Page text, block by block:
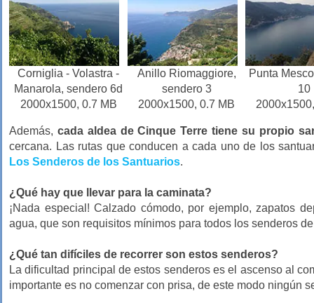
Corniglia - Volastra -
Manarola, sendero 6d
2000x1500, 0.7 MB
Anillo Riomaggiore,
sendero 3
2000x1500, 0.7 MB
Punta
10
Además, cada aldea de Cinque Terre tiene su propio
cercana. Las rutas que conducen a cada uno de los
Los Senderos de los Santuarios.
¿Qué hay que llevar para la caminata?
¡Nada especial! Calzado cómodo, por ejemplo, zapatos
agua, que son requisitos mínimos para todos los senderos
¿Qué tan difíciles de recorrer son estos senderos?
La dificultad principal de estos senderos es el ascenso al
importante es no comenzar con prisa, de este modo ningún